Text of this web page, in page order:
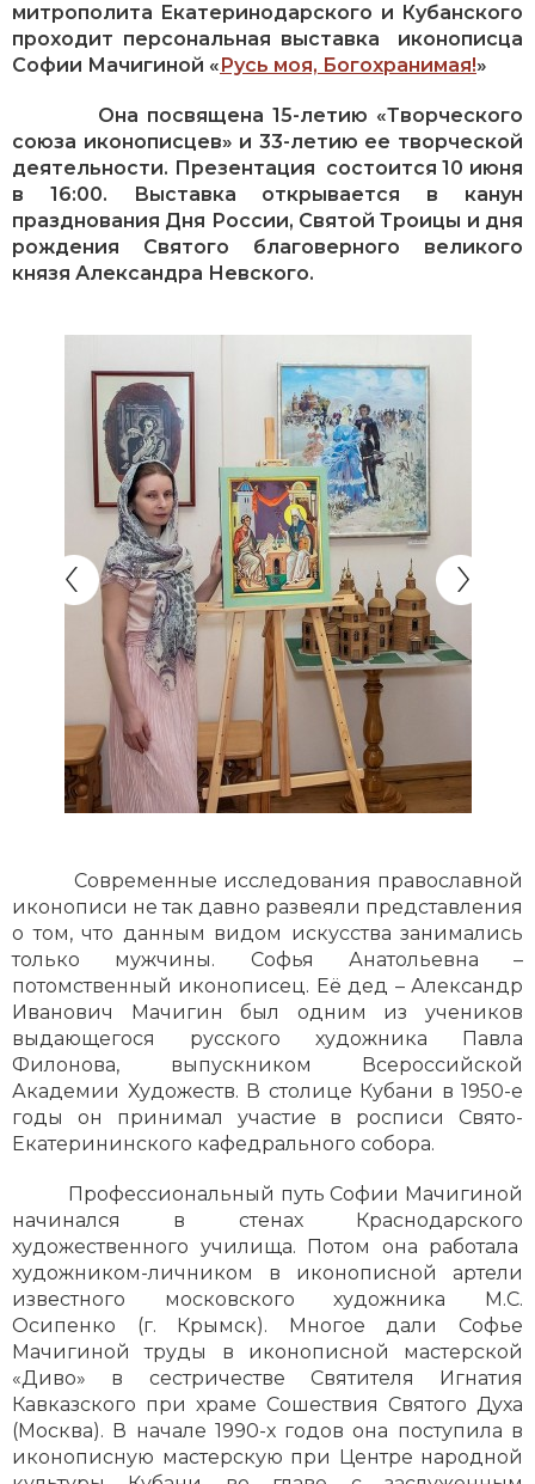
митрополита Екатеринодарского и Кубанского
проходит персональная выставка иконописца
Софии Мачигиной « Русь моя, Богохранимая!»
Она посвящена 15-летию «Творческого
союза иконописцев» и 33-летию ее творческой
деятельности. Презентация состоится 10 июня
в 16:00. Выставка открывается в канун
празднования Дня России, Святой Троицы и дня
рождения Святого благоверного великого
князя Александра Невского.
Современные исследования православной
иконописи не так давно развеяли представления
о том, что данным видом искусства занимались
только мужчины. Софья Анатольевна –
потомственный иконописец. Её дед – Александр
Иванович Мачигин был одним из учеников
выдающегося русского художника Павла
Филонова, выпускником Всероссийской
Академии Художеств. В столице Кубани в 1950-е
годы он принимал участие в росписи Свято-
Екатерининского кафедрального собора.
Профессиональный путь Софии Мачигиной
начинался в стенах Краснодарского
художественного училища. Потом она работала
художником-личником в иконописной артели
известного московского художника М.С.
Осипенко (г. Крымск). Многое дали Софье
Мачигиной труды в иконописной мастерской
«Диво» в сестричестве Святителя Игнатия
Кавказского при храме Сошествия Святого Духа
(Москва). В начале 1990-х годов она поступила в
иконописную мастерскую при Центре народной